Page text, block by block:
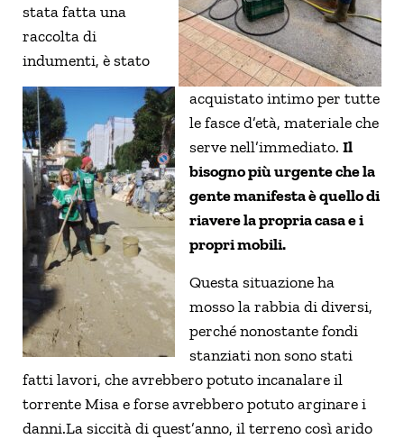
stata fatta una
raccolta di
indumenti, è stato
acquistato intimo per tutte
le fasce d’età, materiale che
serve nell’immediato. Il
bisogno più urgente che la
gente manifesta è quello di
riavere la propria casa e i
propri mobili.
Questa situazione ha
mosso la rabbia di diversi,
perché nonostante fondi
stanziati non sono stati
fatti lavori, che avrebbero potuto incanalare il
torrente Misa e forse avrebbero potuto arginare i
danni.La siccità di quest’anno, il terreno così arido